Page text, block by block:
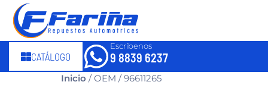
CATÁLOGO
Escríbenos
9 8839 6237
Inicio / OEM / 96611265